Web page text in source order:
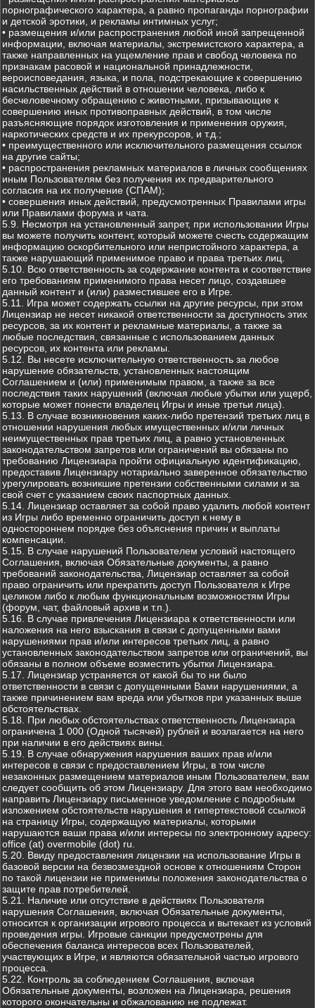
порнографического характера, а равно пропаганды порнографии
и детской эротики, и рекламы интимных услуг;
• размещения и/или распространения любой иной запрещенной
информации, включая материалы, экстремистского характера, а
также направленных на ущемление прав и свобод человека по
признакам расовой и национальной принадлежности,
вероисповедания, языка, и пола, подстрекающие к совершению
насильственных действий в отношении человека, либо к
бесчеловечному обращению с животными, призывающие к
совершению иных противоправных действий, в том числе
разъясняющие порядок изготовления и применения оружия,
наркотических средств и их прекурсоров, и т.д.;
• преимущественного или исключительного размещения ссылок
на другие сайты;
• распространения рекламных материалов в личных сообщениях
иным Пользователям без получения их предварительного
согласия на их получение (СПАМ);
• совершения иных действий, предусмотренных Правилами игры
или Правилами форума и чата.
5.9. Несмотря на установленный запрет, при использовании Игры
вы можете получить контент, который можете счесть содержащим
информацию оскорбительного или непристойного характера, а
также нарушающий применимое право и права третьих лиц.
5.10. Всю ответственность за содержание контента и соответствие
его требованиям применимого права несет лицо, создавшее
данный контент и (или) разместившее его в Игре.
5.11. Игра может содержать ссылки на другие ресурсы, при этом
Лицензиар не несет никакой ответственности за доступность этих
ресурсов, за их контент и рекламные материалы, а также за
любые последствия, связанные с использованием данных
ресурсов, их контента или рекламы.
5.12. Вы несете исключительную ответственность за любое
нарушение обязательств, установленных настоящим
Соглашением и (или) применимым правом, а также за все
последствия таких нарушений (включая любые убытки или ущерб,
которые может понести владелец Игры и иные третьи лица).
5.13. В случае возникновения каких-либо претензий третьих лиц в
отношении нарушения любых имущественных и/или личных
неимущественных прав третьих лиц, а равно установленных
законодательством запретов или ограничений вы обязаны по
требованию Лицензиара пройти официальную идентификацию,
предоставив Лицензиару нотариально заверенное обязательство
урегулировать возникшие претензии собственными силами и за
свой счет с указанием своих паспортных данных.
5.14. Лицензиар оставляет за собой право удалить любой контент
из Игры либо временно ограничить доступ к нему в
одностороннем порядке без объяснения причин и выплаты
компенсации.
5.15. В случае нарушений Пользователем условий настоящего
Соглашения, включая Обязательные документы, а равно
требований законодательства, Лицензиар оставляет за собой
право ограничить или прекратить доступ Пользователя к Игре
целиком либо к любым функциональным возможностям Игры
(форум, чат, файловый архив и т.п.).
5.16. В случае привлечения Лицензиара к ответственности или
наложения на него взыскания в связи с допущенными вами
нарушениями прав и/или интересов третьих лиц, а равно
установленных законодательством запретов или ограничений, вы
обязаны в полном объеме возместить убытки Лицензиара.
5.17. Лицензиар устраняется от какой бы то ни было
ответственности в связи с допущенными Вами нарушениями, а
также причинением вам вреда или убытков при указанных выше
обстоятельствах.
5.18. При любых обстоятельствах ответственность Лицензиара
ограничена 1 000 (Одной тысячей) рублей и возлагается на него
при наличии в его действиях вины.
5.19. В случае обнаружения нарушения ваших прав и/или
интересов в связи с предоставлением Игры, в том числе
незаконных размещением материалов иным Пользователем, вам
следует сообщить об этом Лицензиару. Для этого вам необходимо
направить Лицензиару письменное уведомление с подробным
изложением обстоятельств нарушения и гипертекстовой ссылкой
на страницу Игры, содержащую материалы, которыми
нарушаются ваши права и/или интересы по электронному адресу:
office (at) overmobile (dot) ru.
5.20. Ввиду предоставления лицензии на использование Игры в
базовой версии на безвозмездной основе к отношениям Сторон
по такой лицензии не применимы положения законодательства о
защите прав потребителей.
5.21. Наличие или отсутствие в действиях Пользователя
нарушения Соглашения, включая Обязательные документы,
относится к организации игрового процесса и вытекает из условий
проведения игры. Игровые санкции предусмотрены для
обеспечения баланса интересов всех Пользователей,
участвующих в Игре, и являются обязательной частью игрового
процесса.
5.22. Контроль за соблюдением Соглашения, включая
Обязательные документы, возложен на Лицензиара, решения
которого окончательны и обжалованию не подлежат.